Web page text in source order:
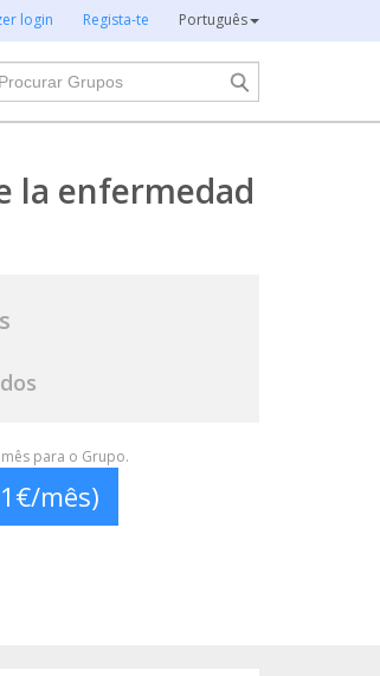
login Regista-te Português
la enfermedad
para o Grupo.
mês)